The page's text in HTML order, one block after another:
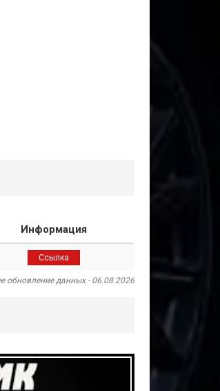
Информация
Ссылка
обновление данных - 06.08.2026